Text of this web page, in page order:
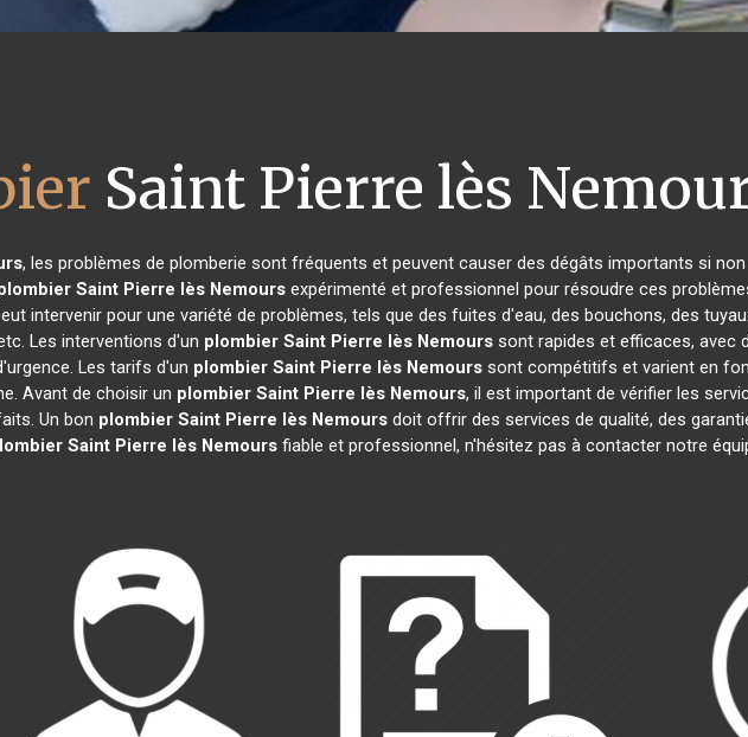
Saint Pierre lès
, les problèmes de plomberie sont fréquents et peuvent causer des dégâts importants si
Saint Pierre lès Nemoursexpérimenté et professionnel pour résoudre ces
intervenir pour une variété de problèmes, tels que des fuites d'eau, des bouchons, des
Les interventions d'un plombier Saint Pierre lès Nemours sont rapides et efficaces, avec
Les tarifs d'un plombier Saint Pierre lès Nemours sont compétitifs et varient en
Avant de choisir un plombier Saint Pierre lès Nemours, il est important de vérifier les
Un bon plombier Saint Pierre lès Nemoursdoit offrir des services de qualité, des
Saint Pierre lès Nemoursfiable et professionnel, n'hésitez pas à contacter notre